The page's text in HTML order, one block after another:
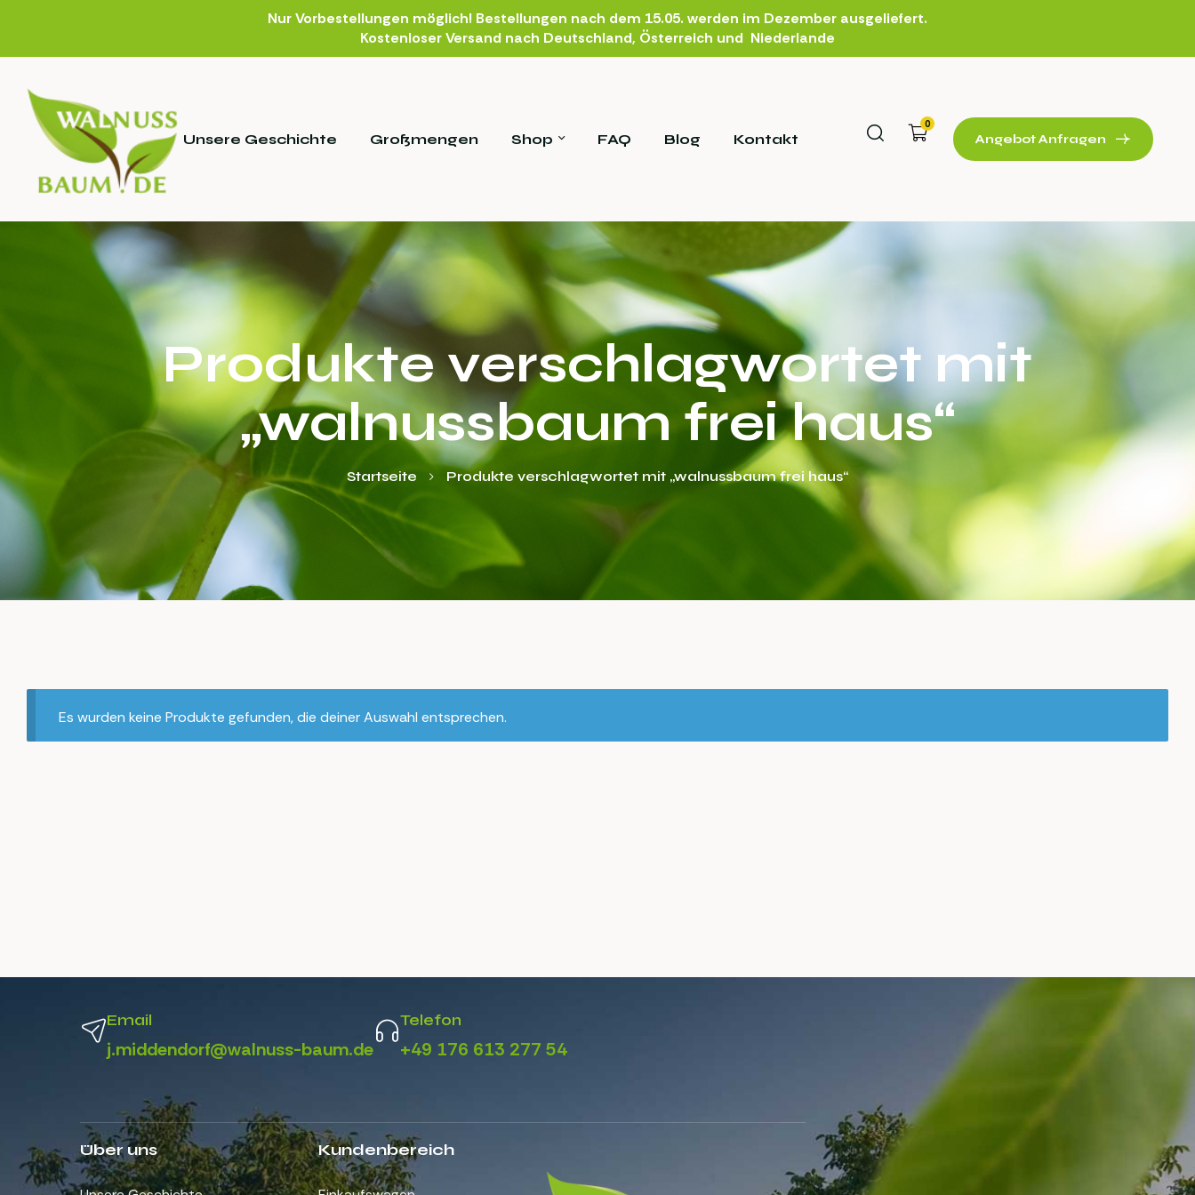
Nur Vorbestellungen möglich! Bestellungen nach dem 15.05. werden im Dezember ausgeliefert.
Kostenloser Versand nach Deutschland, Österreich und Niederlande
Unsere Geschichte Großmengen Shop FAQ Blog Kontakt
0
Angebot Anfragen
Produkte verschlagwortet mit
„walnussbaum frei haus“
Startseite Produkte verschlagwortet mit „walnussbaum frei haus“
Es wurden keine Produkte gefunden, die deiner Auswahl entsprechen.
Email
j.middendorf@walnuss-baum.de
Telefon
+49 176 613 277 54
Über uns Kundenbereich